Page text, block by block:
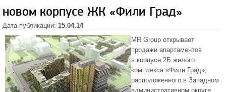
новом корпусе ЖК «Фили Град»
Дата публикации: 15.04.14
MR Group открывает
продажи апартаментов
в корпусе 2Б жилого
комплекса «Фили Град»,
расположенного в Западном
административном округе